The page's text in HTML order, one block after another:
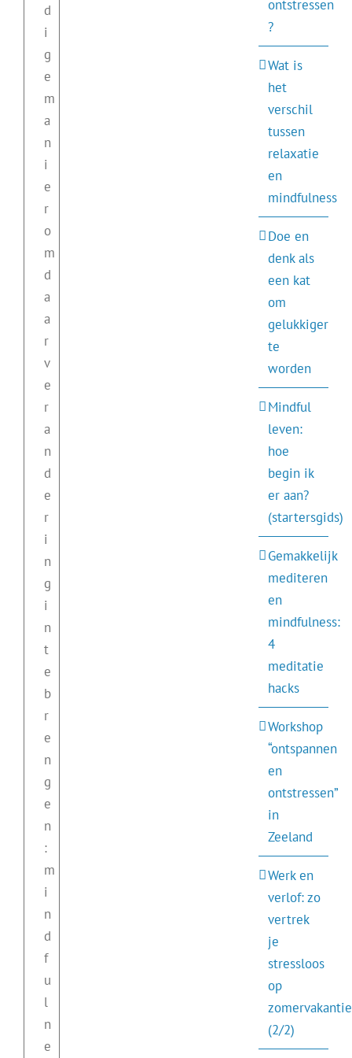
d
i
g
e
m
a
n
i
e
r
o
m
d
a
a
r
v
e
r
a
n
d
e
r
i
n
g
i
n
t
e
b
r
e
n
g
e
n
:
m
i
n
d
f
u
l
n
e
ontstressen
?
Wat is
het
verschil
tussen
relaxatie
en
mindfulness
Doe en
denk als
een kat
om
gelukkiger
te
worden
Mindful
leven:
hoe
begin ik
er aan?
(startersgids)
Gemakkelijk
mediteren
en
mindfulness:
4
meditatie
hacks
Workshop
“ontspannen
en
ontstressen”
in
Zeeland
Werk en
verlof: zo
vertrek
je
stressloos
op
zomervakantie
(2/2)